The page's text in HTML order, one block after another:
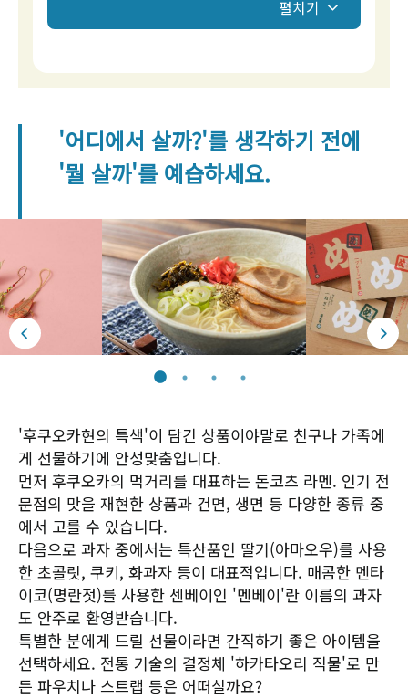
펼치기
'어디에서 살까?'를 생각하기 전에
'뭘 살까'를 예습하세요.
'후쿠오카현의 특색'이 담긴 상품이야말로 친구나 가족에
게 선물하기에 안성맞춤입니다.
먼저 후쿠오카의 먹거리를 대표하는 돈코츠 라멘. 인기 전
문점의 맛을 재현한 상품과 건면, 생면 등 다양한 종류 중
에서 고를 수 있습니다.
다음으로 과자 중에서는 특산품인 딸기(아마오우)를 사용
한 초콜릿, 쿠키, 화과자 등이 대표적입니다. 매콤한 멘타
이코(명란젓)를 사용한 센베이인 '멘베이'란 이름의 과자
도 안주로 환영받습니다.
특별한 분에게 드릴 선물이라면 간직하기 좋은 아이템을
선택하세요. 전통 기술의 결정체 '하카타오리 직물'로 만
든 파우치나 스트랩 등은 어떠실까요?